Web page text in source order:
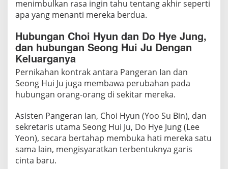
n
a
a
n
menimbulkan rasa ingin tahu tentang akhir seperti
apa yang menanti mereka berdua.
Hubungan Choi Hyun dan Do Hye Jung,
dan hubungan Seong Hui Ju Dengan
Keluarganya
Pernikahan kontrak antara Pangeran Ian dan
Seong Hui Ju juga membawa perubahan pada
hubungan orang-orang di sekitar mereka.
Asisten Pangeran Ian, Choi Hyun (Yoo Su Bin), dan
sekretaris utama Seong Hui Ju, Do Hye Jung (Lee
Yeon), secara bertahap membuka hati mereka satu
sama lain, mengisyaratkan terbentuknya garis
cinta baru.